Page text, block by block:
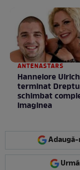
ANTENASTARS
Hannelore
terminat
schimbat
imaginea